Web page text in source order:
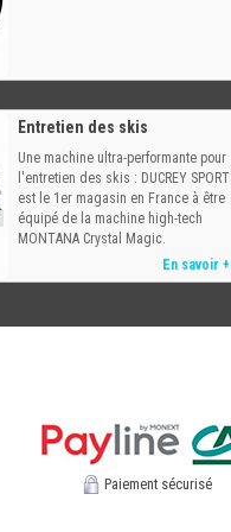
Entretien des skis
Une machine ultra-performante pour
l'entretien des skis : DUCREY
est le 1er magasin en France à être
équipé de la machine high-tech
MONTANA Crystal Magic.
En savoir +
Paiement sécurisé